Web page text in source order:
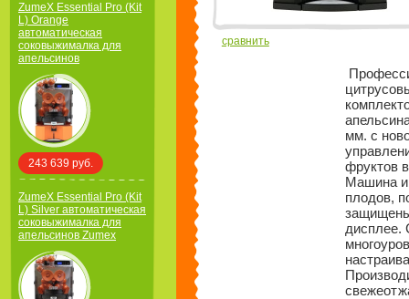
ZumeX Essential Pro (Kit
L) Orange
автоматическая
соковыжималка для
апельсинов
243 639 руб.
ZumeX Essential Pro (Kit
L) Silver автоматическая
соковыжималка для
апельсинов Zumex
сравнить
мм. с
фруктов
Машина
плодов,
дисплее.